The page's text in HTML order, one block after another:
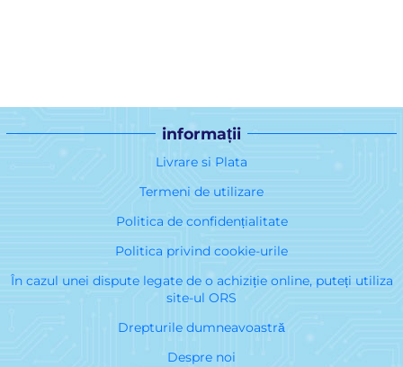
informații
Livrare si Plata
Termeni de utilizare
Politica de confidențialitate
Politica privind cookie-urile
În cazul unei dispute legate de o achiziție online, puteți utiliza
site-ul ORS
Drepturile dumneavoastră
Despre noi